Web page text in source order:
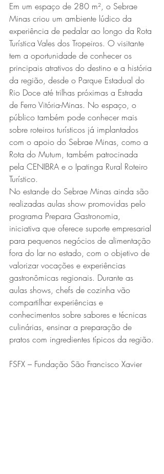
Em um espaço de 280 m², o Sebrae
Minas criou um ambiente lúdico da
experiência de pedalar ao longo da Rota
Turística Vales dos Tropeiros. O visitante
tem a oportunidade de conhecer os
principais atrativos do destino e a história
da região, desde o Parque Estadual do
Rio Doce até trilhas próximas a Estrada
de Ferro Vitória-Minas. No espaço, o
público também pode conhecer mais
sobre roteiros turísticos já implantados
com o apoio do Sebrae Minas, como a
Rota do Mutum, também patrocinada
pela CENIBRA e o Ipatinga Rural Roteiro
Turístico.
No estande do Sebrae Minas ainda são
realizadas aulas show promovidas pelo
programa Prepara Gastronomia,
iniciativa que oferece suporte empresarial
para pequenos negócios de alimentação
fora do lar no estado, com o objetivo de
valorizar vocações e experiências
gastronômicas regionais. Durante as
aulas shows, chefs de cozinha vão
compartilhar experiências e
conhecimentos sobre sabores e técnicas
culinárias, ensinar a preparação de
pratos com ingredientes típicos da região.
FSFX – Fundação São Francisco Xavier